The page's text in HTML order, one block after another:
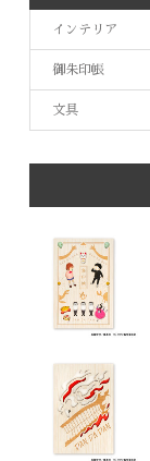
インテリア
御朱印帳
文具